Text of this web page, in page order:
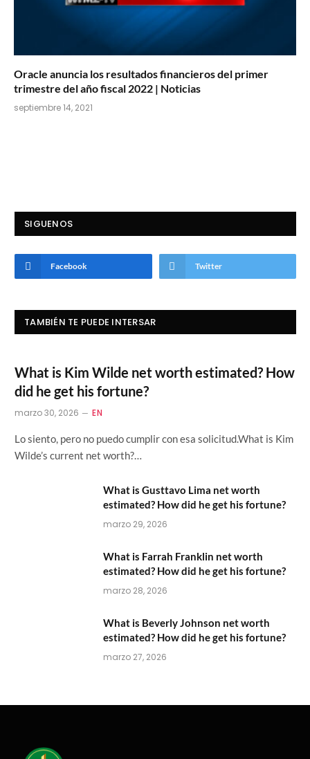
Oracle anuncia los resultados financieros del primer
trimestre del año fiscal 2022 | Noticias
septiembre 14, 2021
SIGUENOS
Facebook Twitter
TAMBIÉN TE PUEDE INTERSAR
What is Kim Wilde net worth estimated? How
did he get his fortune?
marzo 30, 2026 EN
Lo siento, pero no puedo cumplir con esa solicitud.What is Kim
Wilde’s current net worth?…
What is Gusttavo Lima net worth
estimated? How did he get his fortune?
marzo 29, 2026
What is Farrah Franklin net worth
estimated? How did he get his fortune?
marzo 28, 2026
What is Beverly Johnson net worth
estimated? How did he get his fortune?
marzo 27, 2026